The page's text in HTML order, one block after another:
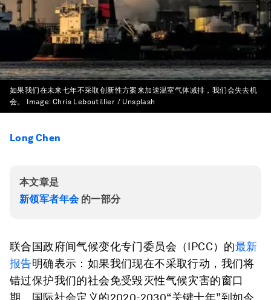
如果我们在未来七年不采取创新性方案来加速温室气体减排，我们会失去机
会。
Image:Chris Leboutillier / Unsplash
Long Chen
本文章是
新领军者年会的一部分
联合国政府间气候变化专门委员会（IPCC）的最新
报告明确表示：如果我们现在不采取行动，我们将
错过保护我们的社会免受毁灭性气候灾害的窗口
期。国际社会定义的2020-2030“关键十年”到如今